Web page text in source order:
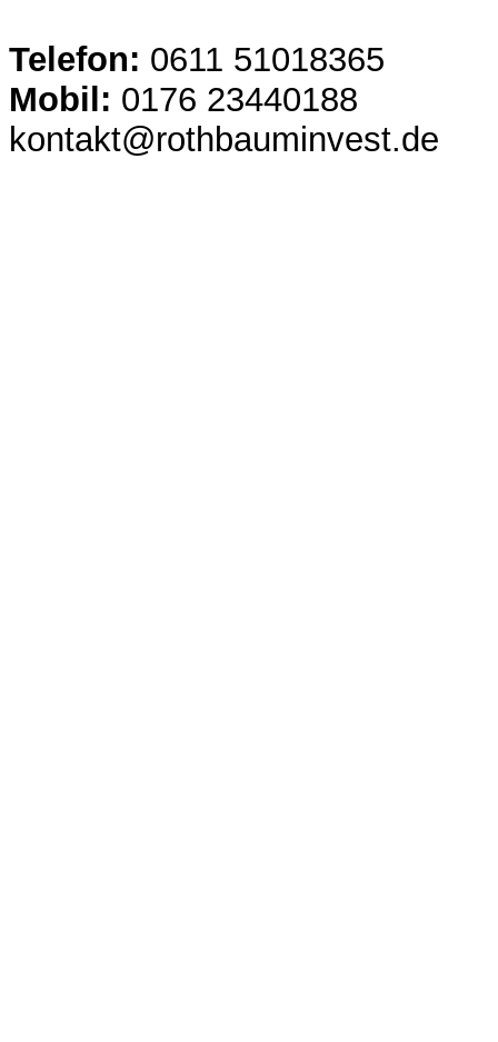
Telefon: 0611 51018365
Mobil: 0176 23440188
kontakt@rothbauminvest.de